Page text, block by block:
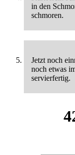
in den
schmoren.
Jetzt noch
noch etwas
servierfertig.